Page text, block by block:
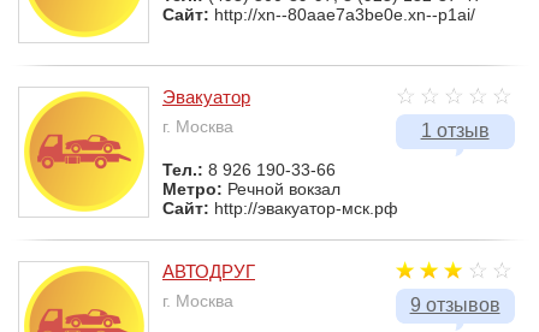
Сайт: http://xn--80aae7a3be0e.xn--p1ai/
1 отзыв
Эвакуатор
г. Москва
Тел.: 8 926 190-33-66
Метро: Речной вокзал
Сайт: http://эвакуатор-мск.рф
9 отзывов
АВТОДРУГ
г. Москва